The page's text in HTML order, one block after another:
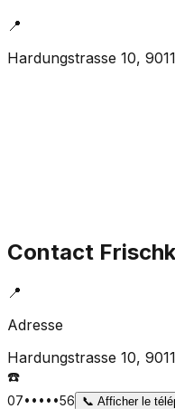
📍
Hardungstrasse 10,
Contact
📍
Adresse
Hardungstrasse 10,
☎️
07•••••56 📞 Afficher le